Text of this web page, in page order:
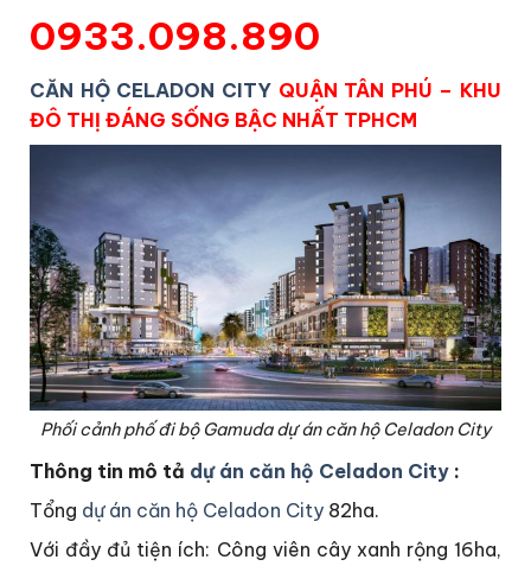
0933.098.890
CĂN HỘ CELADON CITYQUẬN TÂN PHÚ – KHU
ĐÔ THỊ ĐÁNG SỐNG BẬC NHẤT TPHCM
Phối cảnh phố đi bộ Gamuda dự án căn hộ Celadon City
Thông tin mô tả dự án căn hộ Celadon City :
Tổng dự án căn hộ Celadon City 82ha.
Với đầy đủ tiện ích: Công viên cây xanh rộng 16ha,